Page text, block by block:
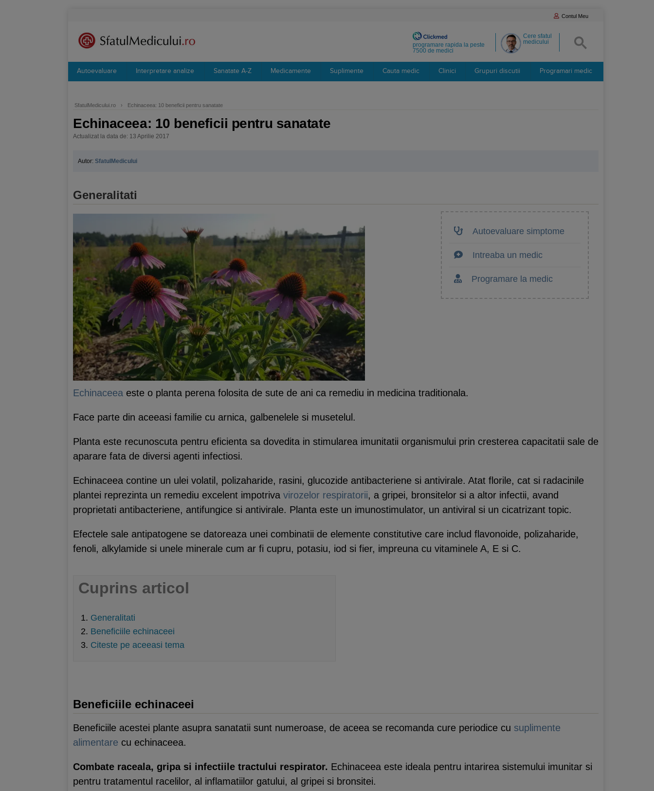
Contul Meu
Cere sfatul
medicului
programare rapida la peste
7500 de medici
Autoevaluare Interpretare analize Sanatate A-Z Medicamente Suplimente Cauta medic Clinici Grupuri discutii Programari medic
SfatulMedicului.ro › Echinaceea: 10 beneficii pentru sanatate
Echinaceea: 10 beneficii pentru sanatate
Actualizat la data de: 13 Aprilie 2017
Autor: SfatulMedicului
Generalitati
Autoevaluare simptome
Intreaba un medic
Programare la medic
Echinaceea este o planta perena folosita de sute de ani ca remediu in medicina traditionala.
Face parte din aceeasi familie cu arnica, galbenelele si musetelul.
Planta este recunoscuta pentru eficienta sa dovedita in stimularea imunitatii organismului prin cresterea capacitatii sale de
aparare fata de diversi agenti infectiosi.
Echinaceea contine un ulei volatil, polizaharide, rasini, glucozide antibacteriene si antivirale. Atat florile, cat si radacinile
plantei reprezinta un remediu excelent impotriva virozelor respiratorii, a gripei, bronsitelor si a altor infectii, avand
proprietati antibacteriene, antifungice si antivirale. Planta este un imunostimulator, un antiviral si un cicatrizant topic.
Efectele sale antipatogene se datoreaza unei combinatii de elemente constitutive care includ flavonoide, polizaharide,
fenoli, alkylamide si unele minerale cum ar fi cupru, potasiu, iod si fier, impreuna cu vitaminele A, E si C.
Cuprins articol
Generalitati
Beneficiile echinaceei
Citeste pe aceeasi tema
Beneficiile echinaceei
Beneficiile acestei plante asupra sanatatii sunt numeroase, de aceea se recomanda cure periodice cu suplimente
alimentare cu echinaceea.
Combate raceala, gripa si infectiile tractului respirator. Echinaceea este ideala pentru intarirea sistemului imunitar si
pentru tratamentul racelilor, al inflamatiilor gatului, al gripei si bronsitei.